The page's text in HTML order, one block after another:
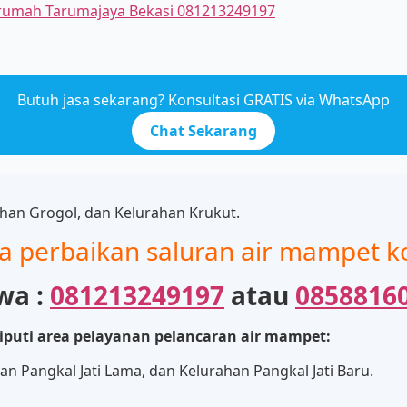
Tarumajaya Bekasi 081213249197
Butuh jasa sekarang? Konsultasi GRATIS via WhatsApp
Chat Sekarang
Grogol, dan Kelurahan Krukut.
perbaikan saluran air mampet
: 081213249197 atau
area pelayanan pelancaran air mampet:
Pangkal Jati Lama, dan Kelurahan Pangkal Jati Baru.